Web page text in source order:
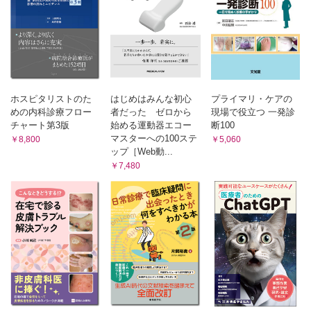
15．特別支援教育 （狩野武道）
特別支援教育とは何か
特別支援教育を理解するために
障害の理解
特別支援教育を実施するにあたって
9．記憶と知識 （大森馨子）
記憶
記憶の基本的な働き
記憶の分類）
知識
階層的意味ネットワークモデル
活性化拡散モデル
記憶方略
記憶の体制化と精緻化
長期記憶へのテストの効果
生成効果
10．学習の方法 （飯田諒介）
個々の学習者に焦点を当てた学習法
教育者や学習者間の相互作用に焦点を当てた学習法
学習法と学習者の相互作用：適性処遇交互作用
11．動機づけ （齋藤慶典）
動機づけとは
欲求（一次的欲求，二次的欲求）
ホスピタリストのた
めの内科診療フロー
チャート第3版
￥8,800
はじめはみんな初心
者だった ゼロから
始める運動器エコー
マスターへの100ステ
ップ［Web動...
￥7,480
プライマリ・ケアの
現場で役立つ 一発診
断100
￥5,060